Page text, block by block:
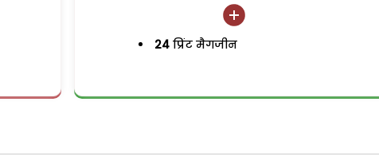
24 प्रिंट मैगजीन